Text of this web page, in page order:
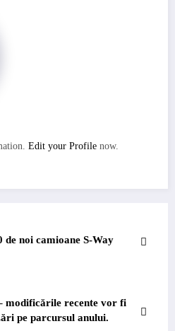
Edit your Profile now.
noi camioane S-Way
modificările recente vor fi
pe parcursul anului.